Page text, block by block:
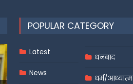
POPULAR CATEGORY
Latest
News
धनबाद
धर्म/आध्यात्म